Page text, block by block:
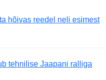
hõivas reedel neli esimest